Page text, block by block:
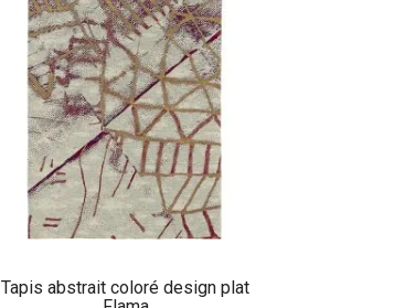
Tapis abstrait coloré design plat